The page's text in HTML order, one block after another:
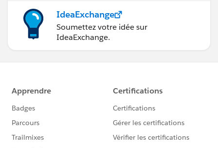
IdeaExchange
Soumettez votre idée sur
IdeaExchange.